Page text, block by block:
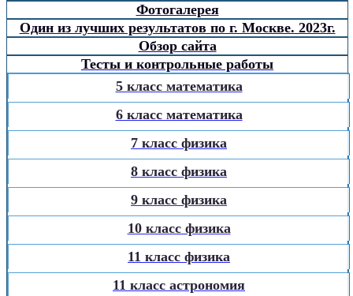
Фотогалерея
Один из лучших результатов по г. Москве. 2023г.
Обзор сайта
Тесты и контрольные работы
5 класс математика
6 класс математика
7 класс физика
8 класс физика
9 класс физика
10 класс физика
11 класс физика
11 класс астрономия